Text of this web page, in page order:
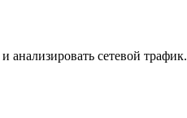
сетевой трафик.